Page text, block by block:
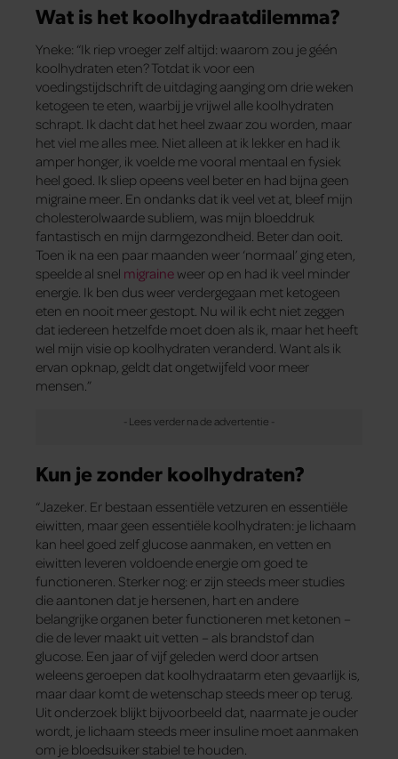
Wat is het koolhydraatdilemma?
Yneke: “Ik riep vroeger zelf altijd: waarom zou je géén
koolhydraten eten? Totdat ik voor een
voedingstijdschrift de uitdaging aanging om drie weken
ketogeen te eten, waarbij je vrijwel alle koolhydraten
schrapt. Ik dacht dat het heel zwaar zou worden, maar
het viel me alles mee. Niet alleen at ik lekker en had ik
amper honger, ik voelde me vooral mentaal en fysiek
heel goed. Ik sliep opeens veel beter en had bijna geen
migraine meer. En ondanks dat ik veel vet at, bleef mijn
cholesterolwaarde subliem, was mijn bloeddruk
fantastisch en mijn darmgezondheid. Beter dan ooit.
Toen ik na een paar maanden weer ‘normaal’ ging eten,
speelde al snel migraine weer op en had ik veel minder
energie. Ik ben dus weer verdergegaan met ketogeen
eten en nooit meer gestopt. Nu wil ik echt niet zeggen
dat iedereen hetzelfde moet doen als ik, maar het heeft
wel mijn visie op koolhydraten veranderd. Want als ik
ervan opknap, geldt dat ongetwijfeld voor meer
mensen.”
Kun je zonder koolhydraten?
“Jazeker. Er bestaan essentiële vetzuren en essentiële
eiwitten, maar geen essentiële koolhydraten: je lichaam
kan heel goed zelf glucose aanmaken, en vetten en
eiwitten leveren voldoende energie om goed te
functioneren. Sterker nog: er zijn steeds meer studies
die aantonen dat je hersenen, hart en andere
belangrijke organen beter functioneren met ketonen –
die de lever maakt uit vetten – als brandstof dan
glucose. Een jaar of vijf geleden werd door artsen
weleens geroepen dat koolhydraatarm eten gevaarlijk is,
maar daar komt de wetenschap steeds meer op terug.
Uit onderzoek blijkt bijvoorbeeld dat, naarmate je ouder
wordt, je lichaam steeds meer insuline moet aanmaken
om je bloedsuiker stabiel te houden.